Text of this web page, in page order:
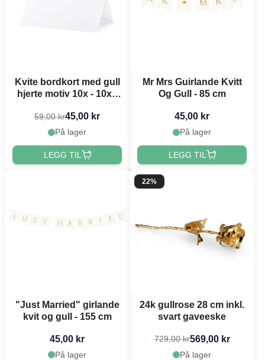
Kvite bordkort med gull
hjerte motiv 10x - 10x5
59,00 kr45,00 kr
På lager
LEGG TIL
Mr Mrs Guirlande Kvitt
Og Gull - 85 cm
45,00 kr
På lager
LEGG TIL
"Just Married" girlande
kvit og gull - 155 cm
45,00 kr
På lager
22%
24k gullrose 28 cm inkl.
svart gaveeske
729,00 kr569,00 kr
På lager